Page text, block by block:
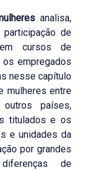
analisa,
de
cursos de
empregados
nesse capítulo
mulheres entre
países,
titulados e os
e unidades da
por grandes
de